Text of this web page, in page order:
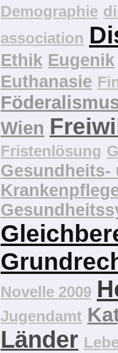
Demographie
association
Ethik Eugenik
Euthanasie
Wien
Fristenlösung
Gesundheits-
Novelle 2009
Jugendamt
Länder